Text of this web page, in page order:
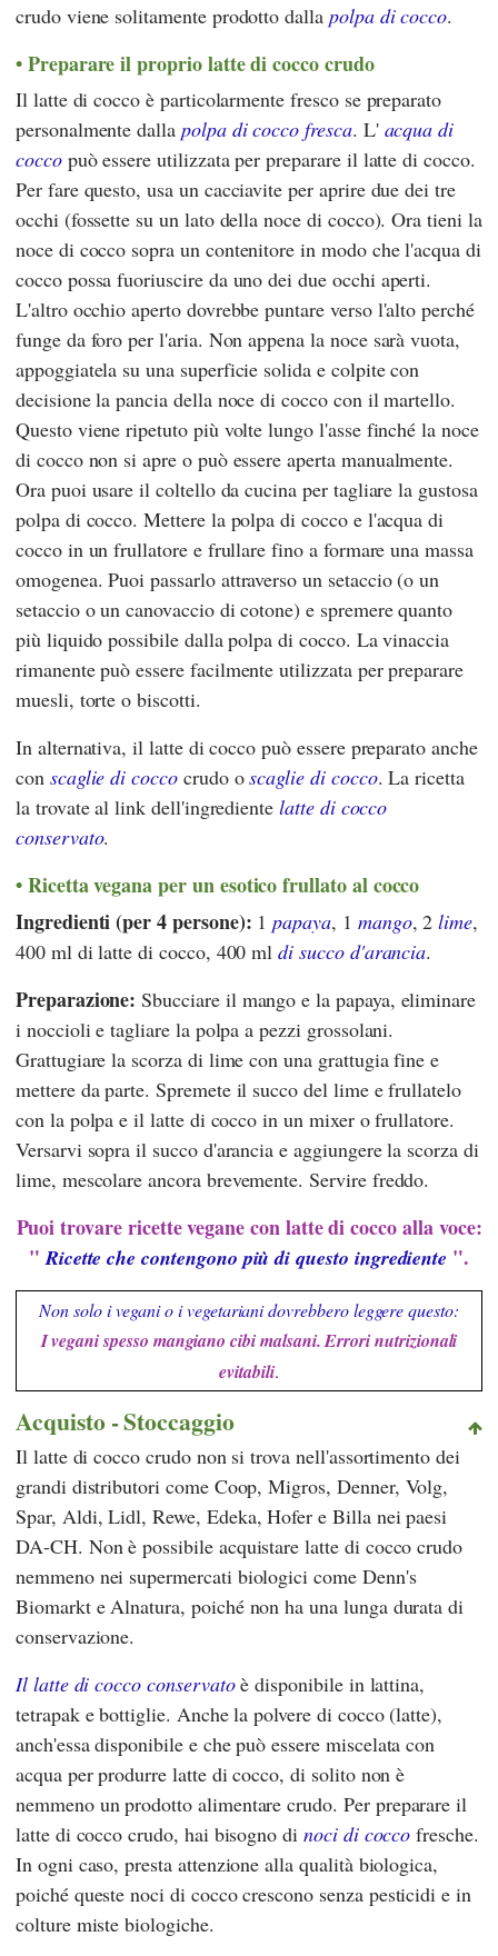
crudo viene solitamente prodotto dalla polpa di cocco.
Preparare il proprio latte di cocco crudo
Il latte di cocco è particolarmente fresco se preparato
personalmente dalla polpa di cocco fresca. L' acqua di
coccopuò essere utilizzata per preparare il latte di cocco.
Per fare questo, usa un cacciavite per aprire due dei tre
occhi (fossette su un lato della noce di cocco). Ora tieni la
noce di cocco sopra un contenitore in modo che l'acqua di
cocco possa fuoriuscire da uno dei due occhi aperti.
L'altro occhio aperto dovrebbe puntare verso l'alto perché
funge da foro per l'aria. Non appena la noce sarà vuota,
appoggiatela su una superficie solida e colpite con
decisione la pancia della noce di cocco con il martello.
Questo viene ripetuto più volte lungo l'asse finché la noce
di cocco non si apre o può essere aperta manualmente.
Ora puoi usare il coltello da cucina per tagliare la gustosa
polpa di cocco. Mettere la polpa di cocco e l'acqua di
cocco in un frullatore e frullare fino a formare una massa
omogenea. Puoi passarlo attraverso un setaccio (o un
setaccio o un canovaccio di cotone) e spremere quanto
più liquido possibile dalla polpa di cocco. La vinaccia
rimanente può essere facilmente utilizzata per preparare
muesli, torte o biscotti.
In alternativa, il latte di cocco può essere preparato anche
con scaglie di coccocrudo oscaglie di cocco. La ricetta
la trovate al link dell'ingredientelatte di cocco
conservato.
Ricetta vegana per un esotico frullato al cocco
Ingredienti (per 4 persone): 1papaya, 1 mango, 2lime,
400 ml di latte di cocco, 400 mldi succo d'arancia.
Preparazione: Sbucciare il mango e la papaya, eliminare
i noccioli e tagliare la polpa a pezzi grossolani.
Grattugiare la scorza di lime con una grattugia fine e
mettere da parte. Spremete il succo del lime e frullatelo
con la polpa e il latte di cocco in un mixer o frullatore.
Versarvi sopra il succo d'arancia e aggiungere la scorza di
lime, mescolare ancora brevemente. Servire freddo.
Puoi trovare ricette vegane con latte di cocco alla voce:
"Ricette che contengono più di questo ingrediente ".
Non solo i vegani o i vegetariani dovrebbero leggere questo:
I vegani spesso mangiano cibi malsani. Errori nutrizionali
evitabili.
Acquisto - Stoccaggio
Il latte di cocco crudo non si trova nell'assortimento dei
grandi distributori come Coop,Migros, Denner, Volg,
Spar, Aldi,Lidl,Rewe, Edeka,Hofer eBillanei paesi
DA-CH. Non è possibile acquistare latte di cocco crudo
nemmeno nei supermercati biologici come Denn's
BiomarkteAlnatura, poiché non ha una lunga durata di
conservazione.
Il latte di cocco conservatoè disponibile in lattina,
tetrapak e bottiglie. Anche la polvere di cocco (latte),
anch'essa disponibile e che può essere miscelata con
acqua per produrre latte di cocco, di solito non è
nemmeno un prodotto alimentare crudo. Per preparare il
latte di cocco crudo, hai bisogno dinoci di cocco fresche.
In ogni caso, presta attenzione alla qualità biologica,
poiché queste noci di cocco crescono senza pesticidi e in
colture miste biologiche.